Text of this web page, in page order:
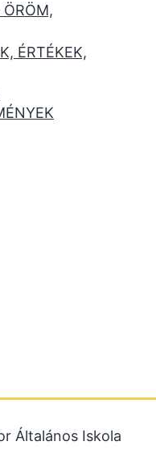
ÖRÖM,
ÉRTÉKEK,
Általános Iskola